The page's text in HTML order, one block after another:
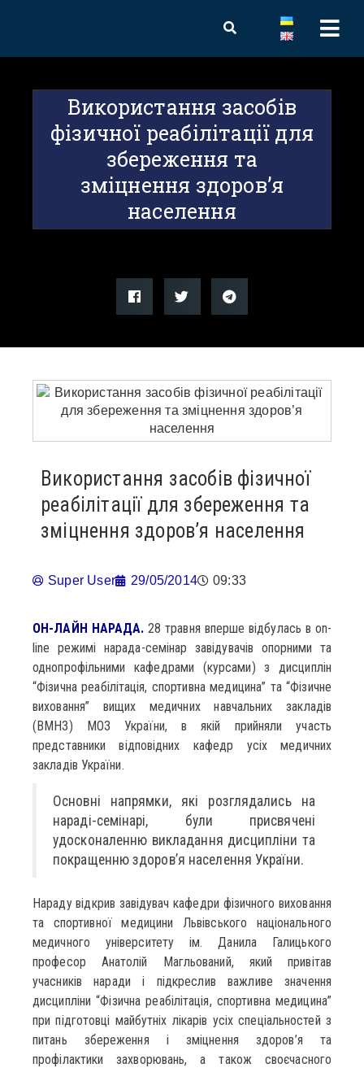
Використання засобів
фізичної реабілітації для
збереження та
зміцнення здоров’я
населення
Використання засобів фізичної
реабілітації для збереження та
зміцнення здоров’я населення
Super User 29/05/2014 09:33
ОН-ЛАЙН НАРАДА. 28 травня вперше відбулась в on-
line режимі нарада-семінар завідувачів опорними та
однопрофільними кафедрами (курсами) з дисциплін
“Фізична реабілітація, спортивна медицина” та “Фізичне
виховання” вищих медичних навчальних закладів
(ВМНЗ) МОЗ України, в якій прийняли участь
представники відповідних кафедр усіх медичних
закладів України.
Основні напрямки, які розглядались на
нараді-семінарі, були присвячені
удосконаленню викладання дисципліни та
покращенню здоров’я населення України.
Нараду відкрив завідувач кафедри фізичного виховання
та спортивної медицини Львівського національного
медичного університету ім. Данила Галицького
професор Анатолій Магльований, який привітав
учасників наради і підкреслив важливе значення
дисципліни “Фізична реабілітація, спортивна медицина”
при підготовці майбутніх лікарів усіх спеціальностей з
питань збереження і зміцнення здоров’я та
профілактики захворювань, а також своєчасного